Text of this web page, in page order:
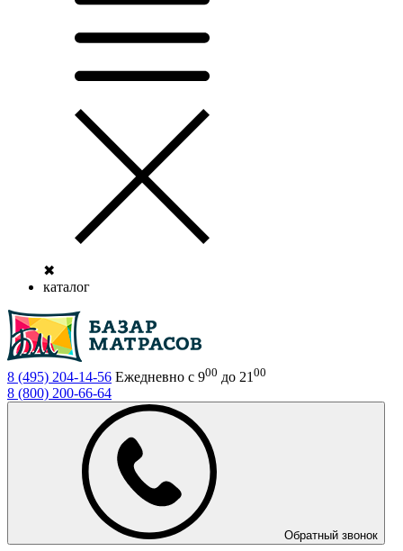
✖
каталог
8 (495) 204-14-56 Ежедневно с 900 до 21 00
8 (800) 200-66-64
Обратный звонок